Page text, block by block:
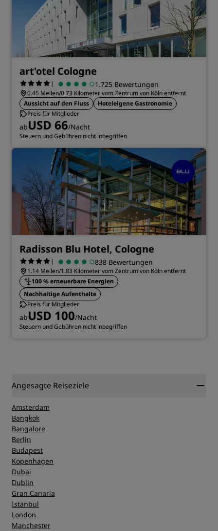
art'otel Cologne
| 1.725 Bewertungen
0.45 Meilen/0.73 Kilometer vom Zentrum von Köln entfernt
Aussicht auf den Fluss
Hoteleigene Gastronomie
Preis für Mitglieder
abUSD 66/Nacht
Steuern und Gebühren nicht inbegriffen
Radisson Blu Hotel, Cologne
| 838 Bewertungen
1.14 Meilen/1.83 Kilometer vom Zentrum von Köln entfernt
100 % erneuerbare Energien
Nachhaltige Aufenthalte
Preis für Mitglieder
abUSD 100/Nacht
Steuern und Gebühren nicht inbegriffen
Angesagte Reiseziele
Amsterdam
Bangkok
Bangalore
Berlin
Budapest
Kopenhagen
Dubai
Dublin
Gran Canaria
Istanbul
London
Manchester